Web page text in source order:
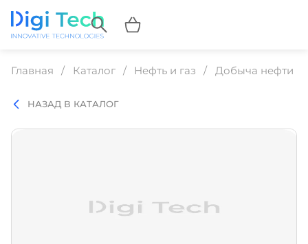
Главная Каталог Нефть и газ Добыча нефти и
НАЗАД В КАТАЛОГ